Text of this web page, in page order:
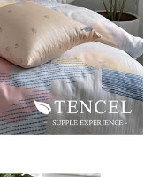
先享後付」服務完成之交
交易相關給付款項請求債
人之同意方可使用
失，本公司不負相關責